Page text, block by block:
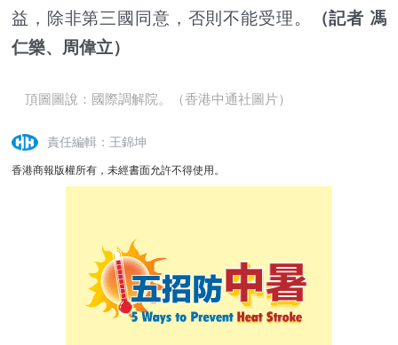
益，除非第三國同意，否則不能受理。
（記者 馮
仁樂、周偉立）
頂圖圖說：國際調解院。（香港中通社圖片）
責任編輯：王錦坤
香港商報版權所有，未經書面允許不得使用。